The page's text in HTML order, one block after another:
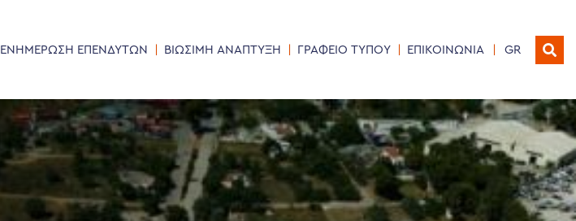
ΕΝΗΜΕΡΩΣΗ ΕΠΕΝΔΥΤΩΝ ΒΙΩΣΙΜΗ ΑΝΑΠΤΥΞΗ ΓΡΑΦΕΙΟ ΤΥΠΟΥ ΕΠΙΚΟΙΝΩΝΙΑ GR